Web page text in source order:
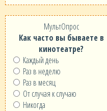
МультОпрос
Как часто вы бываете в
кинотеатре?
Каждый день
Раз в неделю
Раз в месяц
От случая к случаю
Никогда